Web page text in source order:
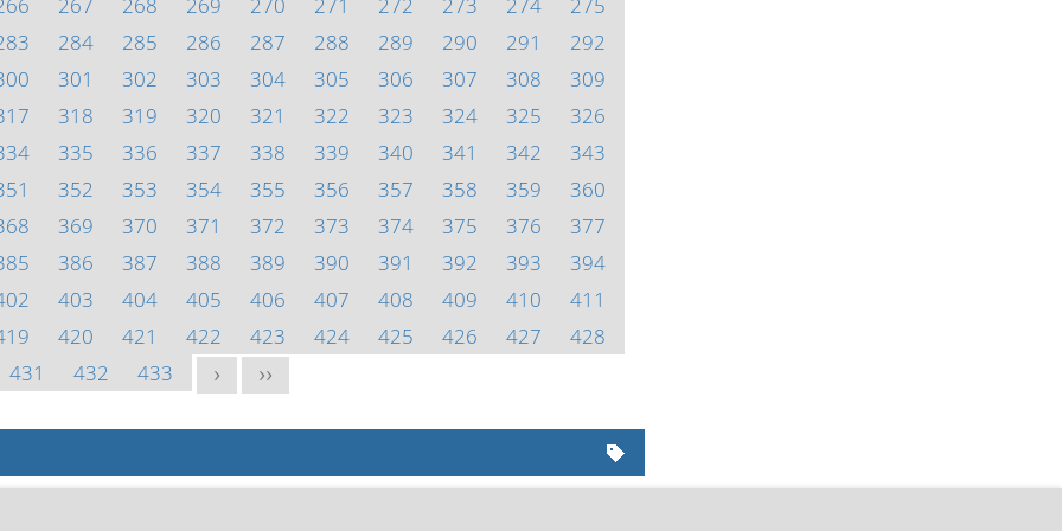
284 285 286 287 288 289 290 291
292
301 302 303 304 305 306 307 308
309
318 319 320 321 322 323 324 325
326
335 336 337 338 339 340 341 342
343
352 353 354 355 356 357 358 359
360
369 370 371 372 373 374 375 376
377
386 387 388 389 390 391 392 393
394
403 404 405 406 407 408 409 410
411
420 421 422 423 424 425 426 427
428
431
432 433 > >>